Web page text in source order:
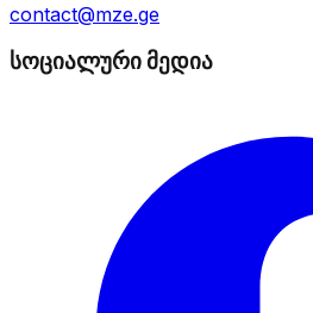
contact@mze.ge
სოციალური მედია